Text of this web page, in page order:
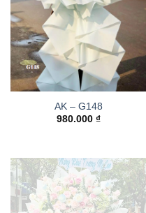
AK – G148
980.000 ₫